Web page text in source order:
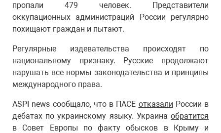
пропали 479 человек. Представители
оккупационных администраций России регулярно
похищают граждан и пытают.
Регулярные издевательства происходят по
национальному признаку. Русские продолжают
нарушать все нормы законодательства и принципы
международного права.
ASPI news сообщало, что в ПАСЕ отказали России в
дебатах по украинскому языку. Украина обратится
в Совет Европы по факту обысков в Крыму и